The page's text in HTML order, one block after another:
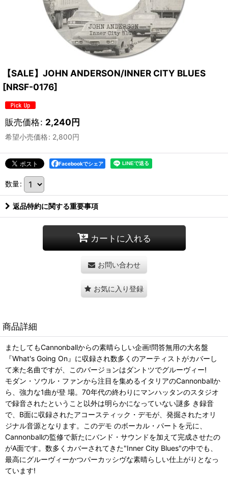
【SALE】JOHN ANDERSON/INNER CITY BLUES
[NRSF-0176]
販売価格: 2,240円
希望小売価格: 2,800円
Facebookでシェア
数量:
返品特約に関する重要事項
カートに入れる
お問い合わせ
お気に入り登録
商品詳細
またしてもCannonballからの素晴らしい企画!問答無用の大名盤
『What's Going On』に収録され数多くのアーティストがカバーし
て来た名曲ですが、このバージョンはダントツでグルーヴィー!
モダン・ソウル・ファンから注目を集めるイタリアのCannonballか
ら、強力な1曲が登 場。70年代の終わりにマンハッタンのスタジオ
で録音されたということ以外は明らかになっていない謎多 き録音
で、B面に収録されたアコースティック・デモが、発掘されたオリ
ジナル音源となります。このデモ のボーカル・パートを元に、
Cannonballの監修で新たにバンド・サウンドを加えて完成させたの
がA面です。数多くカバーされてきた"Inner City Blues"の中でも、
最高にグルーヴィーかつパーカッシヴな素晴らしい仕上がりとなっ
ています!